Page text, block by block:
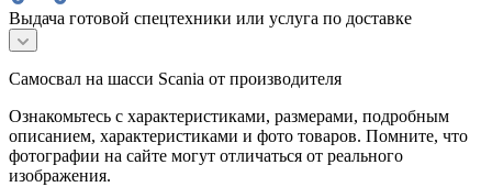
Выдача готовой спецтехники или услуга по доставке
Самосвал на шасси Scania от производителя
Ознакомьтесь с характеристиками, размерами, подробным
описанием, характеристиками и фото товаров. Помните, что
фотографии на сайте могут отличаться от реального
изображения.